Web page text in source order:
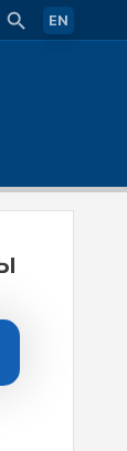
EN